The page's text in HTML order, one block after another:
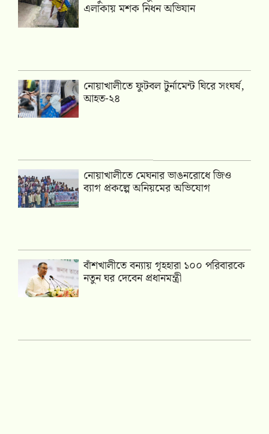
এলাকায় মশক নিধন অভিযান
নোয়াখালীতে ফুটবল টুর্নামেন্ট ঘিরে সংঘর্ষ,
আহত-২৪
নোয়াখালীতে মেঘনার ভাঙনরোধে জিও
ব্যাগ প্রকল্পে অনিয়মের অভিযোগ
বাঁশখালীতে বন্যায় গৃহহারা ১০০ পরিবারকে
নতুন ঘর দেবেন প্রধানমন্ত্রী